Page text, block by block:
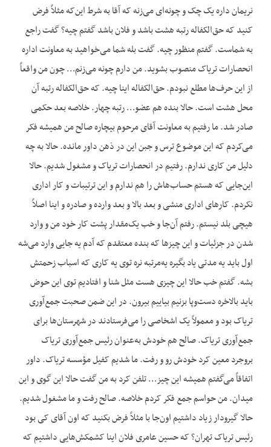
نریمان داره یک چک و چونه‌ای می‌زنه که آقا به شرط این‌که مثلاً فرض
کنید که حق‌الکفاله رتبه هشت باشد و فلان باشد گفتم چیه؟ گفت راجع
به شماست. گفتم منظور چیه. گفت بله شما می‌خواهید به معاونت اداره
انحصارات تریاک منصوب بشوید. من دارم چونه می‌زنم… چون من واقعاً
از این حرف‌ها مطلع نبودم. حق‌الکفاله اینا چیه. که حق‌الکفاله رتبه آن
محل هشت است. حالا بنده هم عضو… رتبه چهار. خلاصه بعد حکمی
صادر شد. ما رفتیم به معاونت آقای مرحوم بیچاره صالح من همیشه فکر
می‌کردم که این موضوع ترس و جبن این در ذهن داور مانده. حالا به چه
دلیل من کاری ندارم. رفتیم در انحصارات تریاک و مشغول شدیم. حالا
این‌جایی که هستم حساب‌هاش را هم ندارم و این ترتیبات و کار اداری
نکردم. کارهای اداری منشی و بعد بالا و بعد وارده و صادره و اینا اصلاً
هیچی بلد نیستم. رفتم آن‌جا و خب یک‌مقدار پشت کار خود من و وارد
شدن در جزئیات و این چیزها که بنده معتقدم که آدم یه جایی وارد می‌شه
اول باید یه مدتی یاد بگیره یه‌مرتبه نره توی یه کاری که اسباب زحمتش
بشه. گفتم خب حالا این چیزی هست مثل شنا و افتادیم توی این حوض
باید بالاخره دست‌وپا بزنیم بیاییم بیرون. در این ضمن صحبت جمع‌آوری
تریاک بود و معمولاً یک اشخاصی را می‌فرستادند در شهرستان‌ها برای
جمع‌آوری تریاک. صالح هم خودش به‌عنوان رئیس جمع‌آوری تریاک
بروجرد معین کرد خودش رو و رفت. ما شدیم کفیل مؤسسه تریاک. داور
اتفاقاً می‌گفتم همیشه این چیز… تلفن کرد به من گفت حالا این گوی و این
میدان. من حواسم جمع فکر کردم خلاصه. صالح رفت و ما مشغول شدیم.
حالا گیرودار زیاد داشتیم اون‌جا با مثلاً فرض بکنید که اون آقای کی بود
رئیس تریاک تهران؟ که حسین عامری فلان اینا کشمکش‌هایی داشتیم که